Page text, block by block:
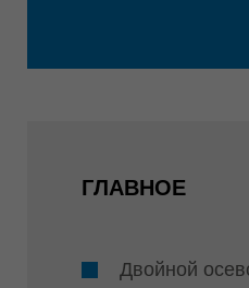
ГЛАВНОЕ
Двойной